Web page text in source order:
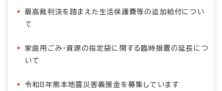
最高裁判決を踏まえた生活保護費等の追加給付につい
て
家庭用ごみ・資源の指定袋に関する臨時措置の延長につ
いて
令和8年熊本地震災害義援金を募集しています